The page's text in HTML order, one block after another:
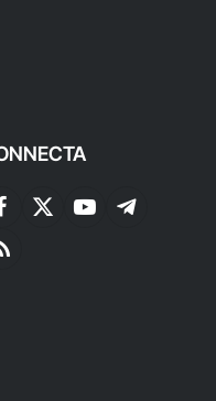
Facebook
X
YouTubeTelegram
RSS